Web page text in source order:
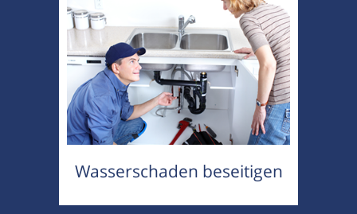
Wasserschaden beseitigen